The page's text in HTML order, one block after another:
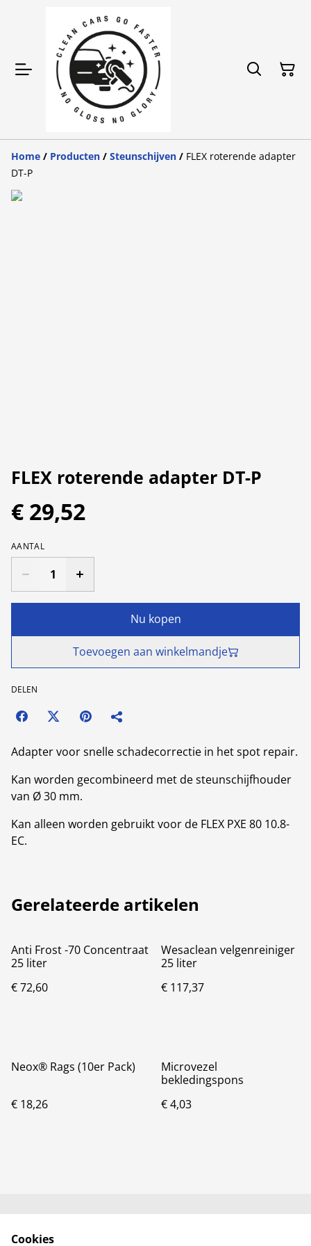
Home / Producten / Steunschijven / FLEX roterende adapter
DT-P
FLEX roterende adapter DT-P
€ 29,52
AANTAL
Nu kopen
Toevoegen aan winkelmandje
DELEN
Adapter voor snelle schadecorrectie in het spot repair.
Kan worden gecombineerd met de steunschijfhouder
van Ø 30 mm.
Kan alleen worden gebruikt voor de FLEX PXE 80 10.8-
EC.
Gerelateerde artikelen
Anti Frost -70 Concentraat
25 liter
€ 72,60
Wesaclean velgenreiniger
25 liter
€ 117,37
Neox® Rags (10er Pack)
€ 18,26
Microvezel
bekledingspons
€ 4,03
Neem contact met
Cookies